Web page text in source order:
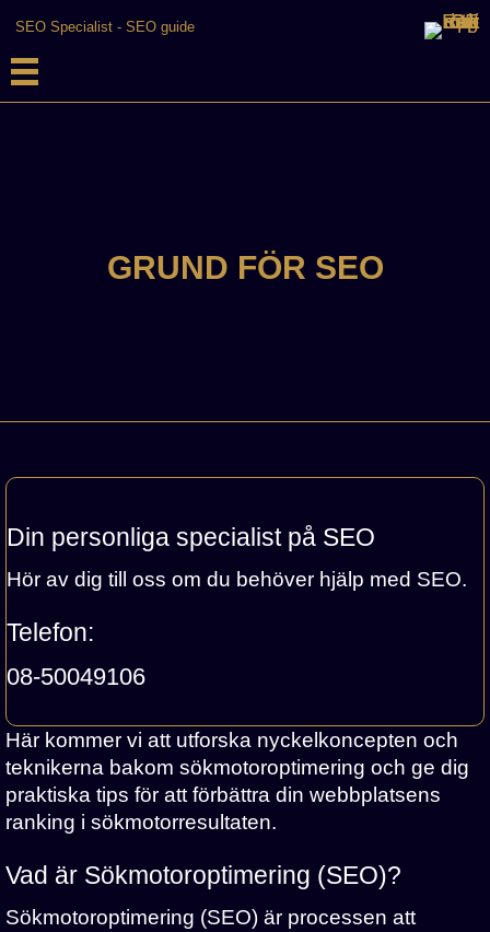
SEO Specialist - SEO guide
GRUND FÖR SEO
Din personliga specialist på SEO
Hör av dig till oss om du behöver hjälp med SEO.
Telefon:
08-50049106
Här kommer vi att utforska nyckelkoncepten och
teknikerna bakom sökmotoroptimering och ge dig
praktiska tips för att förbättra din webbplatsens
ranking i sökmotorresultaten.
Vad är Sökmotoroptimering (SEO)?
Sökmotoroptimering (SEO) är processen att